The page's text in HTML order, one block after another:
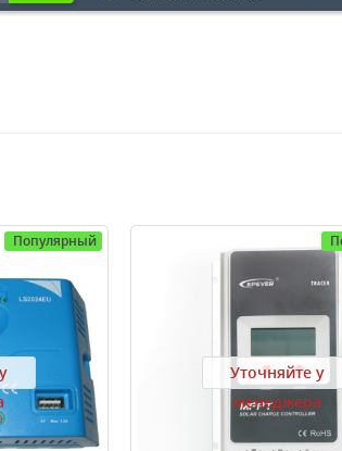
Популярный
Уточняйте у
менеджера